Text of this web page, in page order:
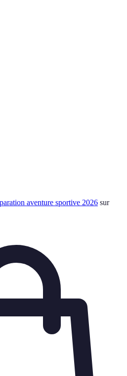
aventure sportive 2026 sur